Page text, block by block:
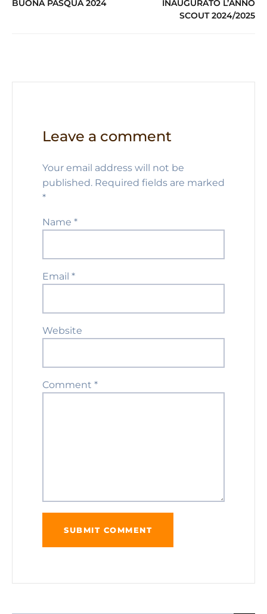
BUONA PASQUA 2024
INAUGURATO L’ANNO
SCOUT 2024/2025
Leave a comment
Your email address will not be
published. Required fields are marked
*
Name *
Email *
Website
Comment *